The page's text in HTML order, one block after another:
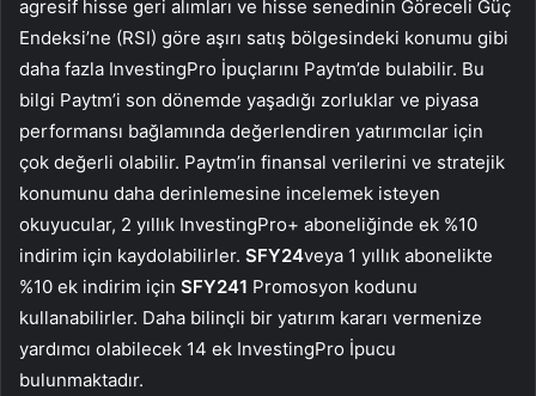
agresif hisse geri alımları ve hisse senedinin Göreceli Güç
Endeksi’ne (RSI) göre aşırı satış bölgesindeki konumu gibi
daha fazla InvestingPro İpuçlarını Paytm’de bulabilir. Bu
bilgi Paytm’i son dönemde yaşadığı zorluklar ve piyasa
performansı bağlamında değerlendiren yatırımcılar için
çok değerli olabilir. Paytm’in finansal verilerini ve stratejik
konumunu daha derinlemesine incelemek isteyen
okuyucular, 2 yıllık InvestingPro+ aboneliğinde ek %10
indirim için kaydolabilirler. SFY24veya 1 yıllık abonelikte
%10 ek indirim için SFY241 Promosyon kodunu
kullanabilirler. Daha bilinçli bir yatırım kararı vermenize
yardımcı olabilecek 14 ek InvestingPro İpucu
bulunmaktadır.